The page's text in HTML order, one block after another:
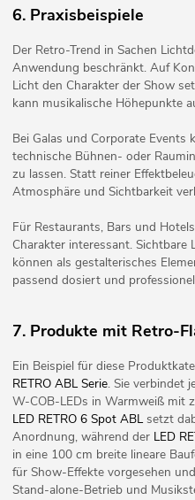
6. Praxisbeispiele
Der Retro-Trend in Sachen
Anwendung beschränkt. Auf
Licht den Charakter der Show
kann musikalische Höhepunkte
Bei Galas und Corporate Events
technische Bühnen- oder
zu lassen. Statt reiner
Atmosphäre und Sichtbarkeit
Für Restaurants, Bars und
Charakter interessant.
können als gestalterisches
passend dosiert und
7. Produkte mit Retro-
Ein Beispiel für diese
RETRO ABL Serie. Sie verbindet
W-COB-LEDs in Warmweiß mit
LED RETRO 6 Spot ABLsetzt
Anordnung, während der LED
in eine 100 cm breite lineare
für Show-Effekte vorgesehen
Stand-alone-Betrieb und